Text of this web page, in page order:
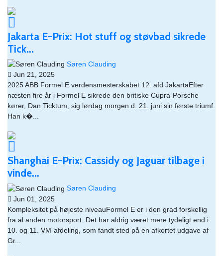
Jakarta E-Prix: Hot stuff og støvbad sikrede
Tick...
Søren Clauding
Jun 21, 2025
2025 ABB Formel E verdensmesterskabet 12. afd JakartaEfter
næsten fire år i Formel E sikrede den britiske Cupra-Porsche
kører, Dan Ticktum, sig lørdag morgen d. 21. juni sin første triumf.
Han k�...
Shanghai E-Prix: Cassidy og Jaguar tilbage i
vinde...
Søren Clauding
Jun 01, 2025
Kompleksitet på højeste niveauFormel E er i den grad forskellig
fra al anden motorsport. Det har aldrig været mere tydeligt end i
10. og 11. VM-afdeling, som fandt sted på en afkortet udgave af
Gr...